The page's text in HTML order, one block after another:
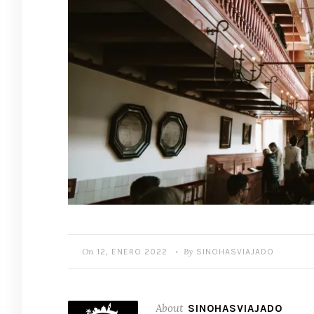
On 12, ENERO 2022 • By SINOHASVIAJADO
About SINOHASVIAJADO